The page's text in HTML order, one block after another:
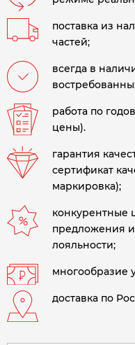
поставка из
частей;
всегда в
работа по
цены).
гарантия
сертификат
маркировка);
конкурентные
предложения
лояльности;
многообразие
доставка по